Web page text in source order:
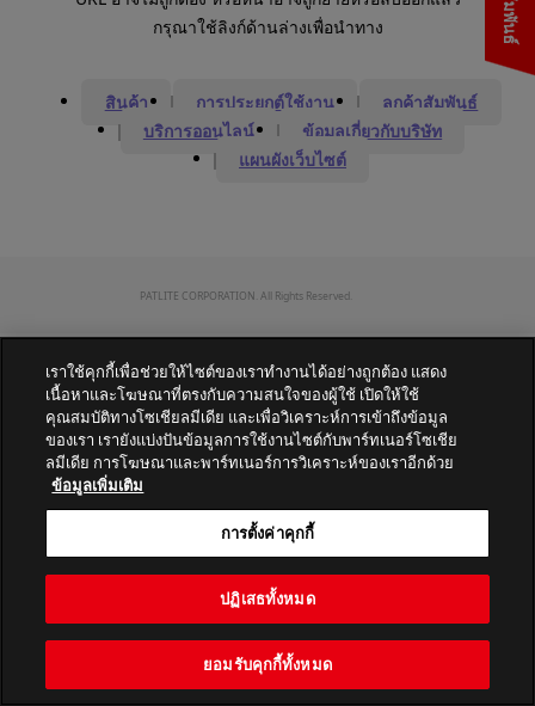
กรุณาใช้ลิงก์ด้านล่างเพื่อนำทาง
สินค้า การประยุกต์ใช้งาน
ลูกค้าสัมพันธ์
บริการออนไลน์
ข้อมูลเกี่ยวกับบริษัท
แผนผังเว็บไซต์
PATLITE CORPORATION. All Rights Reserved.
เราใช้คุกกี้เพื่อช่วยให้ไซต์ของเราทำงานได้อย่างถูกต้อง แสดง
เนื้อหาและโฆษณาที่ตรงกับความสนใจของผู้ใช้ เปิดให้ใช้
คุณสมบัติทางโซเชียลมีเดีย และเพื่อวิเคราะห์การเข้าถึงข้อมูล
ของเรา เรายังแบ่งปันข้อมูลการใช้งานไซต์กับพาร์ทเนอร์โซเชีย
ลมีเดีย การโฆษณาและพาร์ทเนอร์การวิเคราะห์ของเราอีกด้วย
ข้อมูลเพิ่มเติม
การตั้งค่าคุกกี้
ปฏิเสธทั้งหมด
ยอมรับคุกกี้ทั้งหมด